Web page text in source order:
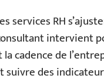
services RH
intervient
cadence de
suivre des